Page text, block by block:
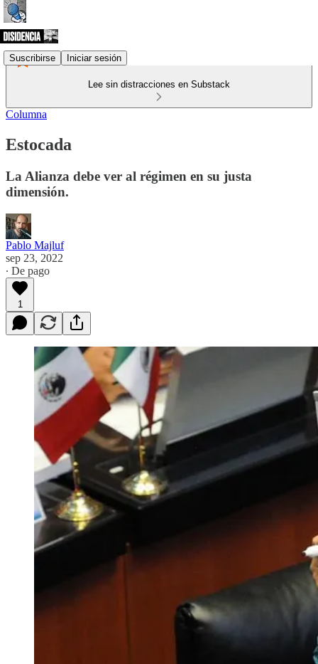
Suscribirse Iniciar sesión
Lee sin distracciones en Substack
Columna
Estocada
La Alianza debe ver al régimen en su justa
dimensión.
Pablo Majluf
sep 23, 2022
∙ De pago
1